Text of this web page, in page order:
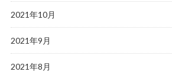
2021年10月
2021年9月
2021年8月